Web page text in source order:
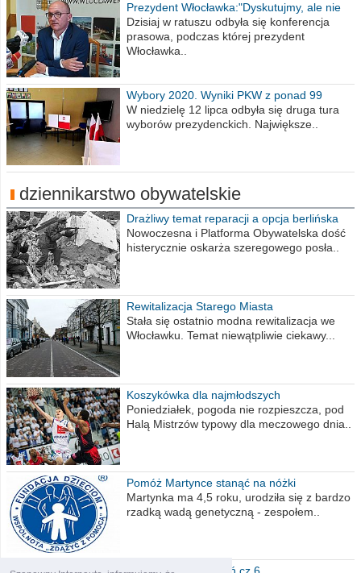
Prezydent Włocławka:"Dyskutujmy, ale nie
obrażajmy się”
Dzisiaj w ratuszu odbyła się konferencja
prasowa, podczas której prezydent
Włocławka..
Wybory 2020. Wyniki PKW z ponad 99
procent obwodów
W niedzielę 12 lipca odbyła się druga tura
wyborów prezydenckich. Największe..
dziennikarstwo obywatelskie
Drażliwy temat reparacji a opcja berlińska
Nowoczesna i Platforma Obywatelska dość
histerycznie oskarża szeregowego posła..
Rewitalizacja Starego Miasta
Stała się ostatnio modna rewitalizacja we
Włocławku. Temat niewątpliwie ciekawy...
Koszykówka dla najmłodszych
Poniedziałek, pogoda nie rozpieszcza, pod
Halą Mistrzów typowy dla meczowego dnia..
Pomóż Martynce stanąć na nóżki
Martynka ma 4,5 roku, urodziła się z bardzo
rzadką wadą genetyczną - zespołem..
Polska moich marzeń cz.6